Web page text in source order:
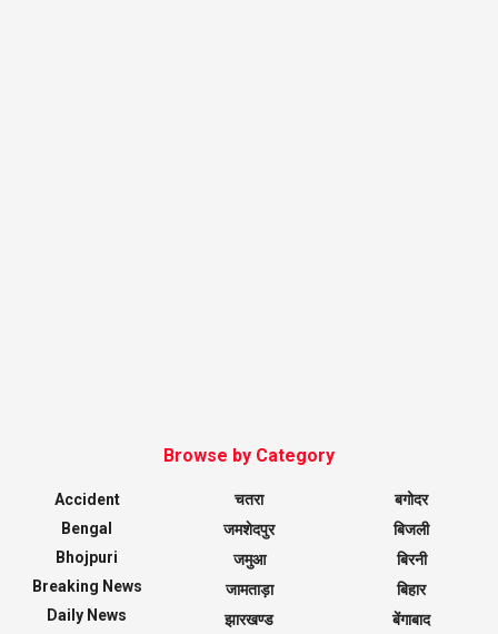
Browse by Category
Accident
Bengal
Bhojpuri
Breaking News
Daily News
चतरा
जमशेदपुर
जमुआ
जामताड़ा
झारखण्ड
बगोदर
बिजली
बिरनी
बिहार
बेंगाबाद